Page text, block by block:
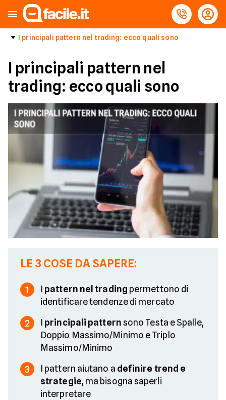
I principali pattern nel trading: ecco quali sono
I principali pattern nel
trading: ecco quali sono
LE 3 COSE DA SAPERE:
1 I pattern nel trading permettono di
identificare tendenze di mercato
2 I principali patternsono Testa e Spalle,
Doppio Massimo/Minimo e Triplo
Massimo/Minimo
3 I pattern aiutano a definire trend e
strategie, ma bisogna saperli
interpretare